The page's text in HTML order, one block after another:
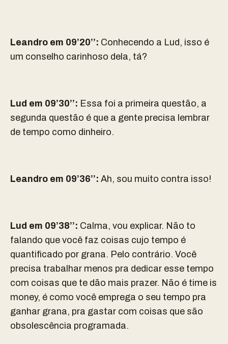
Leandro em 09’20’’: Conhecendo a Lud, isso é
um conselho carinhoso dela, tá?
Lud em 09’30’’: Essa foi a primeira questão, a
segunda questão é que a gente precisa lembrar
de tempo como dinheiro.
Leandro em 09’36’’: Ah, sou muito contra isso!
Lud em 09’38’’: Calma, vou explicar. Não to
falando que você faz coisas cujo tempo é
quantificado por grana. Pelo contrário. Você
precisa trabalhar menos pra dedicar esse tempo
com coisas que te dão mais prazer. Não é time is
money, é como você emprega o seu tempo pra
ganhar grana, pra gastar com coisas que são
obsolescência programada.